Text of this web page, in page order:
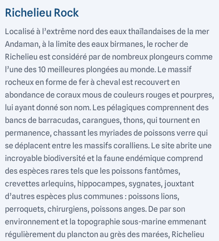
Richelieu Rock
Localisé à l’extrême nord des eaux thaïlandaises de la mer
Andaman, à la limite des eaux birmanes, le rocher de
Richelieu est considéré par de nombreux plongeurs comme
l’une des 10 meilleures plongées au monde. Le massif
rocheux en forme de fer à cheval est recouvert en
abondance de coraux mous de couleurs rouges et pourpres,
lui ayant donné son nom. Les pélagiques comprennent des
bancs de barracudas, carangues, thons, qui tournent en
permanence, chassant les myriades de poissons verre qui
se déplacent entre les massifs coralliens. Le site abrite une
incroyable biodiversité et la faune endémique comprend
des espèces rares tels que les poissons fantômes,
crevettes arlequins, hippocampes, sygnates, jouxtant
d’autres espèces plus communes : poissons lions,
perroquets, chirurgiens, poissons anges. De par son
environnement et la topographie sous-marine emmenant
régulièrement du plancton au grès des marées, Richelieu